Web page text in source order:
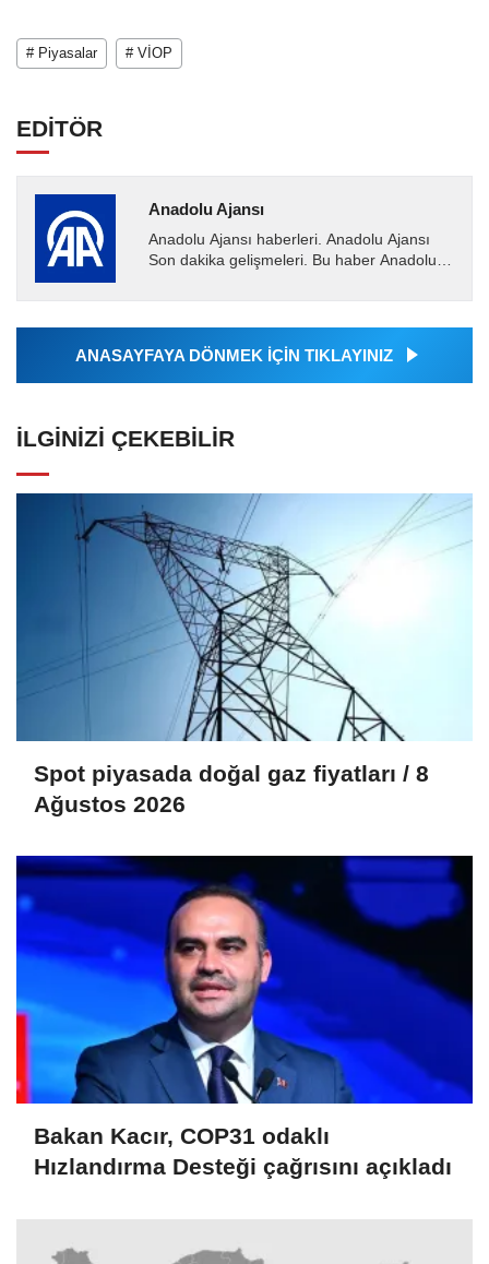
# Piyasalar # VİOP
EDİTÖR
Anadolu Ajansı
Anadolu Ajansı haberleri. Anadolu Ajansı
Son dakika gelişmeleri. Bu haber Anadolu
Ajansı tarafından...
ANASAYFAYA DÖNMEK İÇİN TIKLAYINIZ
İLGINIZI ÇEKEBILIR
Spot piyasada doğal gaz fiyatları / 8
Ağustos 2026
Bakan Kacır, COP31 odaklı
Hızlandırma Desteği çağrısını açıkladı